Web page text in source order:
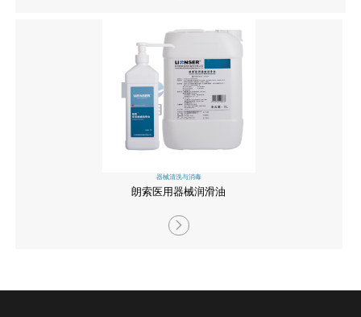
器械清洗与消毒
朗索医用器械润滑油